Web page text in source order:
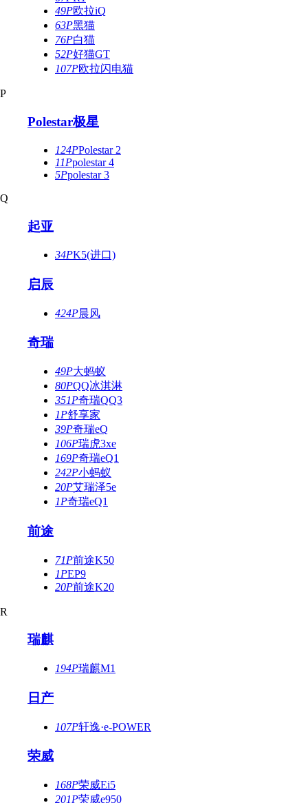
49P欧拉iQ
63P黑猫
76P白猫
52P好猫GT
107P欧拉闪电猫
P
Polestar极星
124PPolestar 2
11Ppolestar 4
5Ppolestar 3
Q
起亚
34PK5(进口)
启辰
424P晨风
奇瑞
49P大蚂蚁
80PQQ冰淇淋
351P奇瑞QQ3
1P舒享家
39P奇瑞eQ
106P瑞虎3xe
169P奇瑞eQ1
242P小蚂蚁
20P艾瑞泽5e
1P奇瑞eQ1
前途
71P前途K50
1PEP9
20P前途K20
R
瑞麒
194P瑞麒M1
日产
107P轩逸·e-POWER
荣威
168P荣威Ei5
201P荣威e950